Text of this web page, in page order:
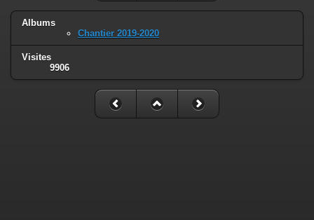
Albums
Chantier 2019-2020
Visites
9906